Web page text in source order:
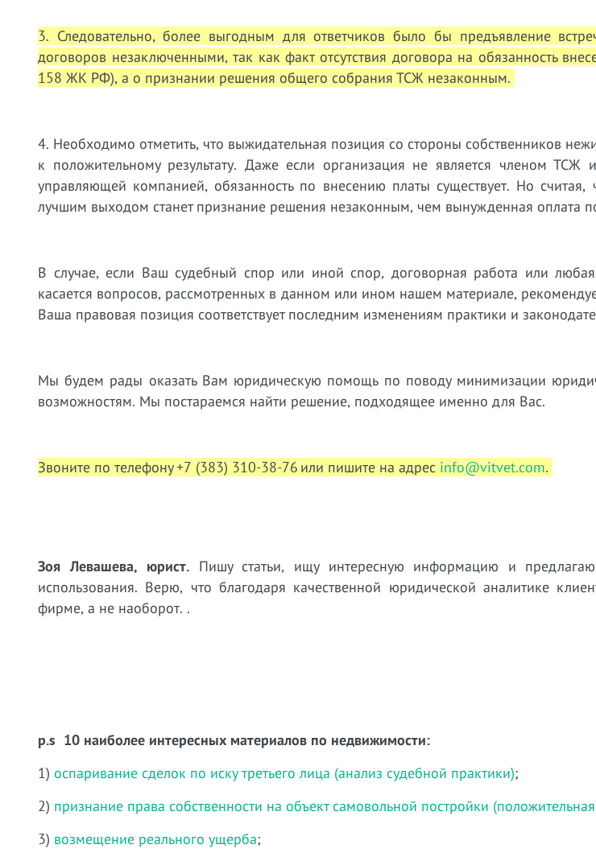
3. Следовательно, более выгодным для ответчиков было бы предъявление
договоров незаключенными, так как факт отсутствия договора на обязанность
158 ЖК РФ), а о признании решения общего собрания ТСЖ незаконным.
4. Необходимо отметить, что выжидательная позиция со стороны собственников
к положительному результату. Даже если организация не является членом
управляющей компанией, обязанность по внесению платы существует. Но считая,
лучшим выходом станет признание решения незаконным, чем вынужденная оплата
В случае, если Ваш судебный спор или иной спор, договорная работа или любая
касается вопросов, рассмотренных в данном или ином нашем материале,
Ваша правовая позиция соответствует последним изменениям практики и
Мы будем рады оказать Вам юридическую помощь по поводу минимизации
возможностям. Мы постараемся найти решение, подходящее именно для Вас.
Звоните по телефону +7 (383) 310-38-76 или пишите на адрес info@vitvet.com.
Зоя Левашева, юрист. Пишу статьи, ищу интересную информацию и
использования. Верю, что благодаря качественной юридической аналитике
фирме, а не наоборот. .
p.s 10 наиболее интересных материалов по недвижимости:
1) оспаривание сделок по иску третьего лица (анализ судебной практики);
2) признание права собственности на объект самовольной постройки
3) возмещение реального ущерба;